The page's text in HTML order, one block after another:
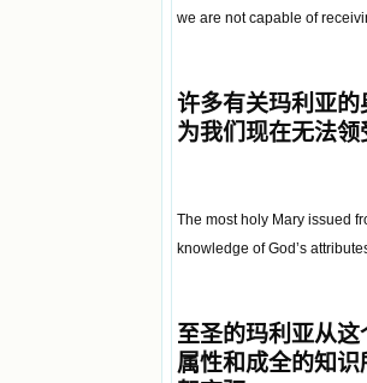
we are not capable of
许多有关玛利亚的
为我们现在无法
The most holy Mary issued
knowledge of God’s
至圣的玛利亚从
属性和成全的知